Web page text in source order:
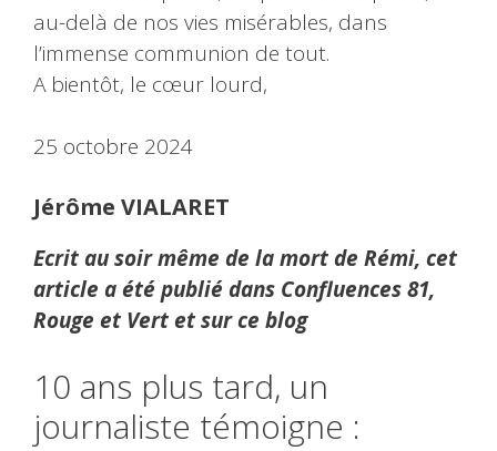
au-delà de nos vies misérables, dans
l’immense communion de tout.
A bientôt, le cœur lourd,
25 octobre 2024
Jérôme VIALARET
Ecrit au soir même de la mort de Rémi, cet
article a été publié dans Confluences 81,
Rouge et Vert et sur ce blog
10 ans plus tard, un
journaliste témoigne :